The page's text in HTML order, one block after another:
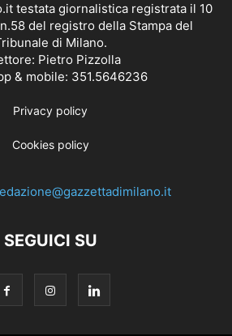
testata giornalistica registrata il 10
del registro della Stampa del
di Milano.
Pietro Pizzolla
& mobile: 351.5646236
Privacy policy
Cookies policy
SEGUICI SU